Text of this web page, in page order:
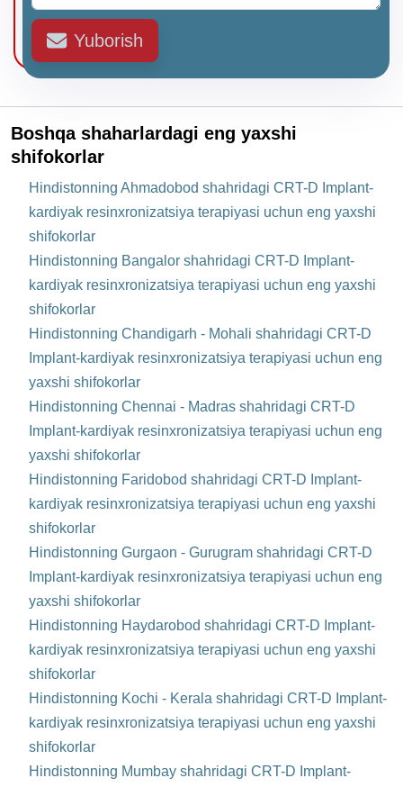
Yuborish
Boshqa shaharlardagi eng yaxshi
shifokorlar
Hindistonning Ahmadobod shahridagi CRT-D Implant-
kardiyak resinxronizatsiya terapiyasi uchun eng yaxshi
shifokorlar
Hindistonning Bangalor shahridagi CRT-D Implant-
kardiyak resinxronizatsiya terapiyasi uchun eng yaxshi
shifokorlar
Hindistonning Chandigarh - Mohali shahridagi CRT-D
Implant-kardiyak resinxronizatsiya terapiyasi uchun eng
yaxshi shifokorlar
Hindistonning Chennai - Madras shahridagi CRT-D
Implant-kardiyak resinxronizatsiya terapiyasi uchun eng
yaxshi shifokorlar
Hindistonning Faridobod shahridagi CRT-D Implant-
kardiyak resinxronizatsiya terapiyasi uchun eng yaxshi
shifokorlar
Hindistonning Gurgaon - Gurugram shahridagi CRT-D
Implant-kardiyak resinxronizatsiya terapiyasi uchun eng
yaxshi shifokorlar
Hindistonning Haydarobod shahridagi CRT-D Implant-
kardiyak resinxronizatsiya terapiyasi uchun eng yaxshi
shifokorlar
Hindistonning Kochi - Kerala shahridagi CRT-D Implant-
kardiyak resinxronizatsiya terapiyasi uchun eng yaxshi
shifokorlar
Hindistonning Mumbay shahridagi CRT-D Implant-